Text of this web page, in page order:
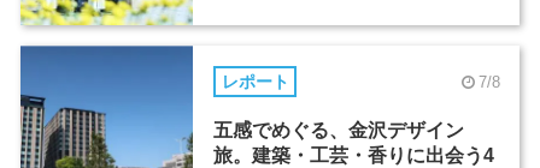
レポート 7/8
五感でめぐる、金沢デザイン
旅。建築・工芸・香りに出会う4